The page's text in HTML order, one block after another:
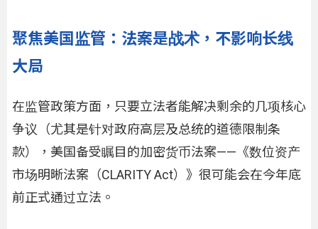
聚焦美国监管：法案是战术，不影响长线
大局
在监管政策方面，只要立法者能解决剩余的几项核心
争议（尤其是针对政府高层及总统的道德限制条
款），美国备受瞩目的加密货币法案——《数位资产
市场明晰法案（CLARITY Act）》很可能会在今年底
前正式通过立法。